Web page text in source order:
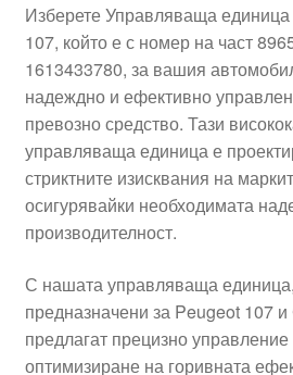
Количка
Контакт
Моята сметка
Плащанията
Политика за поверителност
Правила и условия
Изберете Управляваща
107, който е с номер на част
1613433780, за вашия
надеждно и ефективно
превозно средство. Тази
управляваща единица е
стриктните изисквания на
осигурявайки необходимата
производителност.
С нашата управляваща единица,
предназначени за Peugeot 107
предлагат прецизно
оптимизиране на горивната